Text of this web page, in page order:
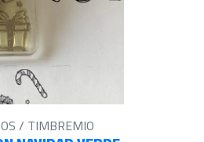
/ TIMBREMIO